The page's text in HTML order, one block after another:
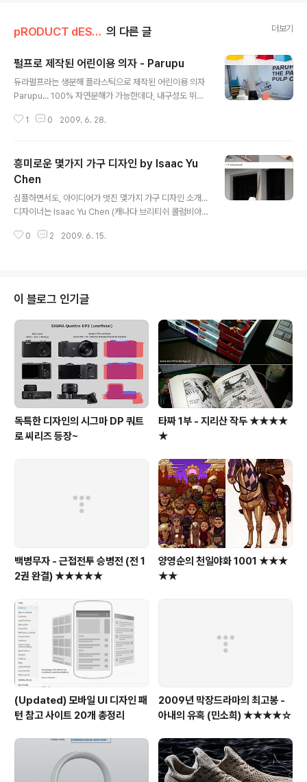
pRODUCT dESIGN 의 다른 글 더보기
펄프로 제작된 어린이용 의자 - Parupu
듀라펄프라는 생분해 플라스틱으로 제작된 어린이용 의자
Parupu... 100% 자연분해가 가능한데다, 내구성도 뛰어
d)라는 생분해 플라스틱 (옥수수전분, 사탕수수가 원료)에
ten Claesson, Eero Koivisto, Ola Rune (스웨덴) htt
p://www.ckr.se/
1 0 2009. 6. 28.
흥미로운 몇가지 가구 디자인 by Isaac Yu
Chen
심플하면서도, 아이디어가 멋진 몇가지 가구 디자인 소개...
디자이너는 Isaac Yu Chen (캐나다 브리티쉬 콜럼비아
자인전공, 현재 크랜브룩 아카데미에서 디자인 석사 과정
0 2 2009. 6. 15.
이 블로그 인기글
독특한 디자인의 시그마 DP 쿼트
로 씨리즈 등장~
타짜 1부 - 지리산 작두 ★★★★
★
백병무자 - 근접전투 승병전 (전 1
2권 완결) ★★★★★
양영순의 천일야화 1001 ★★★
★★
(Updated) 모바일 UI 디자인 패
턴 참고 사이트 20개 총정리
2009년 막장드라마의 최고봉 -
아내의 유혹 (민소희) ★★★★☆